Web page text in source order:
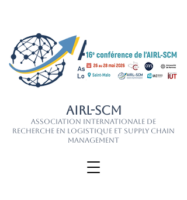
AIRL-SCM
Association Internationale de
Recherche en Logistique et Supply Chain
Management